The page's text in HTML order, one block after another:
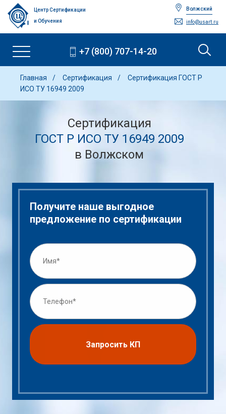
Центр Сертификации
и Обучения
Волжский
info@usart.ru
+7 (800) 707-14-20
Главная Сертификация
Сертификация ГОСТ Р
ИСО ТУ 16949 2009
Сертификация
ГОСТ Р ИСО ТУ 16949 2009
в Волжском
Получите наше выгодное
предложение по сертификации
Запросить КП